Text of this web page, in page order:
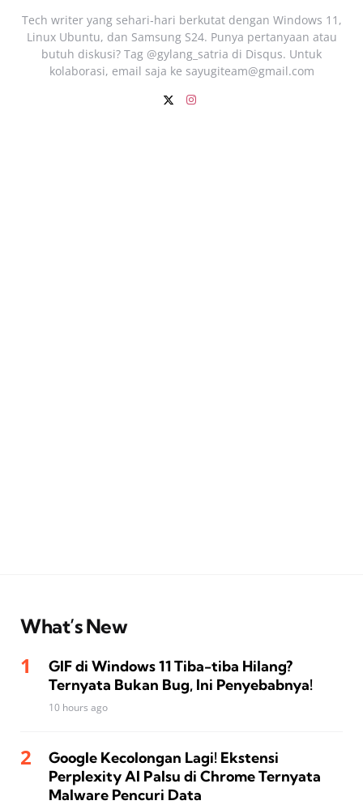
Tech writer yang sehari‑hari berkutat dengan Windows 11,
Linux Ubuntu, dan Samsung S24. Punya pertanyaan atau
butuh diskusi? Tag @gylang_satria di Disqus. Untuk
kolaborasi, email saja ke sayugiteam@gmail.com
What’s New
GIF di Windows 11 Tiba-tiba Hilang?
Ternyata Bukan Bug, Ini Penyebabnya!
10 hours ago
Google Kecolongan Lagi! Ekstensi
Perplexity AI Palsu di Chrome Ternyata
Malware Pencuri Data